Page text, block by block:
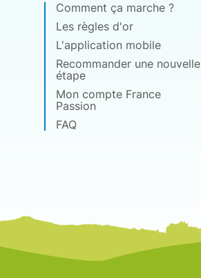
Comment ça marche ?
Les règles d'or
L'application mobile
Recommander une nouvelle
étape
Mon compte France
Passion
FAQ